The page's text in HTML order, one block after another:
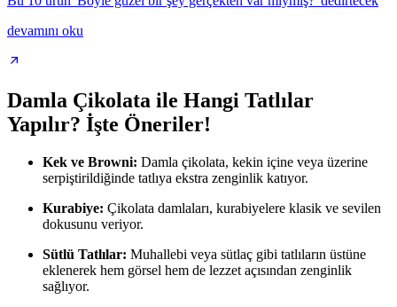
devamını oku
Damla Çikolata ile Hangi Tatlılar
Yapılır? İşte Öneriler!
Kek ve Browni: Damla çikolata, kekin içine veya üzerine
serpiştirildiğinde tatlıya ekstra zenginlik katıyor.
Kurabiye: Çikolata damlaları, kurabiyelere klasik ve sevilen
dokusunu veriyor.
Sütlü Tatlılar: Muhallebi veya sütlaç gibi tatlıların üstüne
eklenerek hem görsel hem de lezzet açısından zenginlik
sağlıyor.